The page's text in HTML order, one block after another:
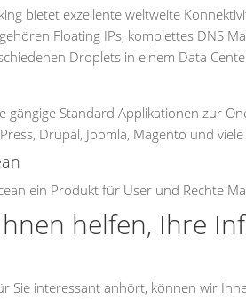
bietet exzellente weltweite
Floating IPs, komplettes DNS
Droplets in einem Data
Standard Applikationen zur
Drupal, Joomla, Magento und
ein Produkt für User und Rechte
helfen, Ihre
Sie interessant anhört, können wir